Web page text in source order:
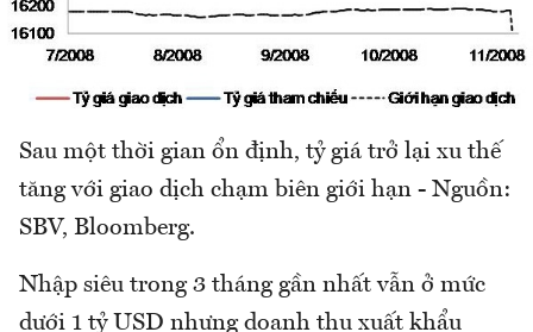
Sau một thời gian ổn định, tỷ giá trở lại xu thế
tăng với giao dịch chạm biên giới hạn - Nguồn:
SBV, Bloomberg.
Nhập siêu trong 3 tháng gần nhất vẫn ở mức
dưới 1 tỷ USD nhưng doanh thu xuất khẩu